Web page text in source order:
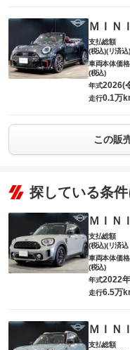
ＭＩＮＩ
支払総額
(税込)(リ済込)
車両本体価格
(税込)
年式2026(
走行0.1万
この販
探している条
ＭＩＮＩ
支払総額
(税込)(リ済込
車両本体価格
(税込)
年式2022年
走行6.5万
ＭＩＮＩ
支払総額